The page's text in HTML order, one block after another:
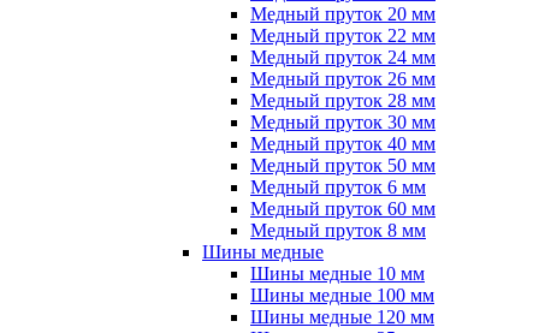
Медный пруток 20 мм
Медный пруток 22 мм
Медный пруток 24 мм
Медный пруток 26 мм
Медный пруток 28 мм
Медный пруток 30 мм
Медный пруток 40 мм
Медный пруток 50 мм
Медный пруток 6 мм
Медный пруток 60 мм
Медный пруток 8 мм
Шины медные
Шины медные 10 мм
Шины медные 100 мм
Шины медные 120 мм